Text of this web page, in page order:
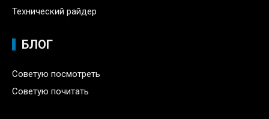
Технический райдер
БЛОГ
Советую посмотреть
Советую почитать